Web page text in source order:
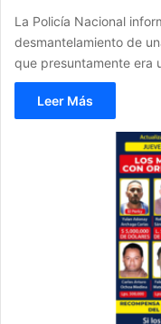
La Policía Nacional
desmantelamiento de
que presuntamente era
Leer Más